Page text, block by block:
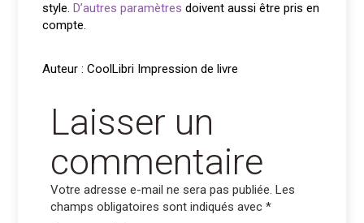
style. D’autres paramètres doivent aussi être pris en
compte.
Auteur : CoolLibri Impression de livre
Laisser un
commentaire
Votre adresse e-mail ne sera pas publiée. Les
champs obligatoires sont indiqués avec*